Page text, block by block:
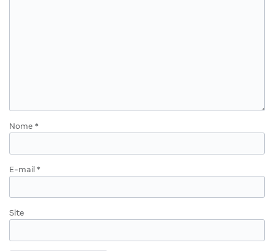
Nome *
E-mail *
Site